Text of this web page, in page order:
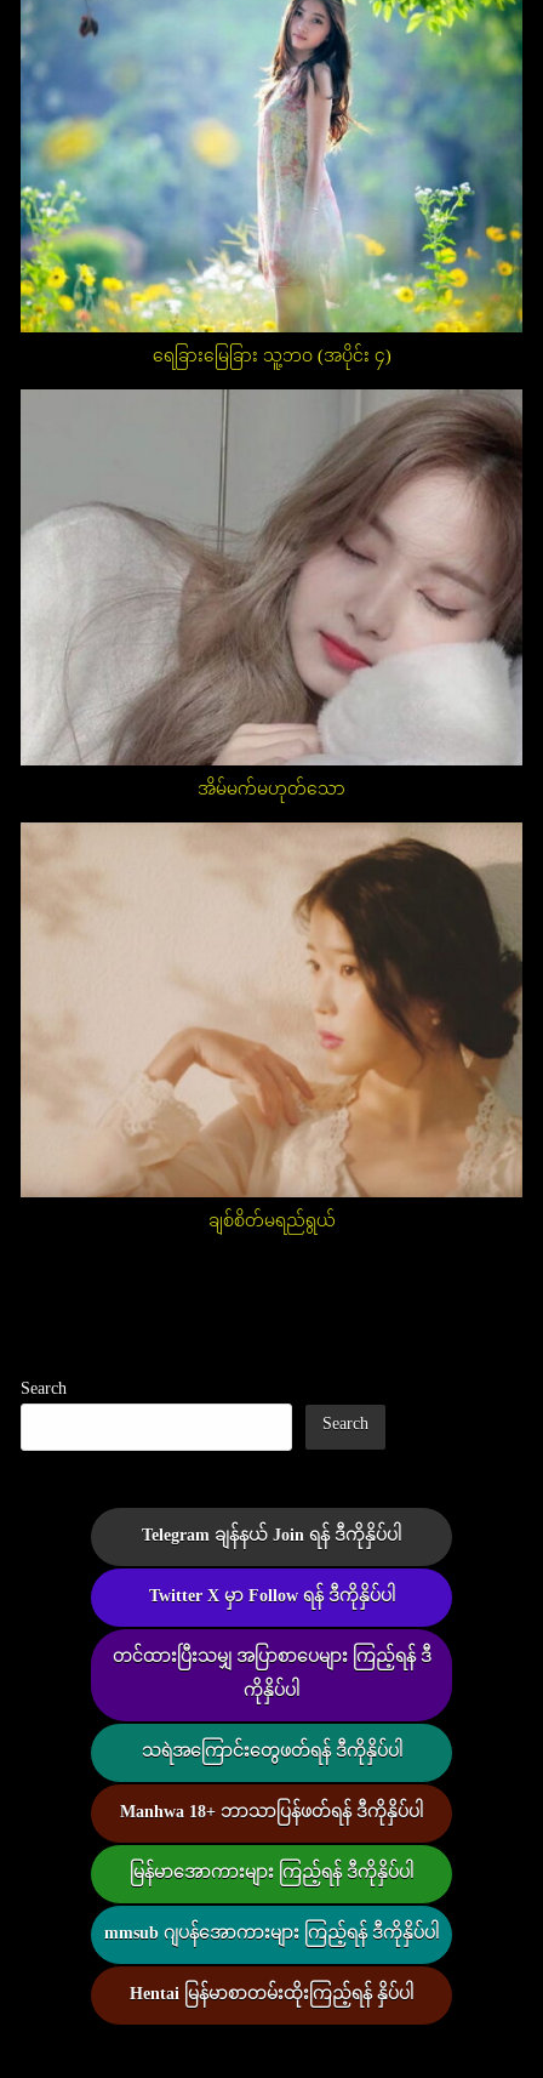
ရေခြားမြေခြား သူ့ဘဝ (အပိုင်း ၄)
အိမ်မက်မဟုတ်သော
ချစ်စိတ်မရည်ရွယ်
Search
Search
Telegram ချန်နယ် Join ရန် ဒီကိုနှိပ်ပါ
Twitter X မှာ Follow ရန် ဒီကိုနှိပ်ပါ
တင်ထားပြီးသမျှ အပြာစာပေများ ကြည့်ရန် ဒီ
ကိုနှိပ်ပါ
သရဲအကြောင်းတွေဖတ်ရန် ဒီကိုနှိပ်ပါ
Manhwa 18+ ဘာသာပြန်ဖတ်ရန် ဒီကိုနှိပ်ပါ
မြန်မာအောကားများ ကြည့်ရန် ဒီကိုနှိပ်ပါ
mmsub ဂျပန်အောကားများ ကြည့်ရန် ဒီကိုနှိပ်ပါ
Hentai မြန်မာစာတမ်းထိုးကြည့်ရန် နှိပ်ပါ